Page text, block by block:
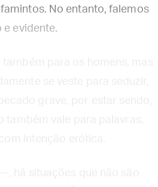
No entanto, falemos
evidente.